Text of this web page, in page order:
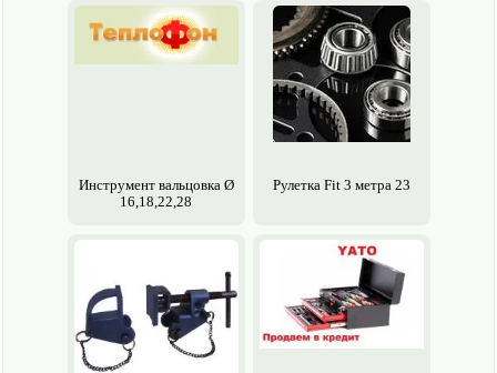
Инструмент вальцовка Ø
16,18,22,28
Рулетка Fit 3 метра 23